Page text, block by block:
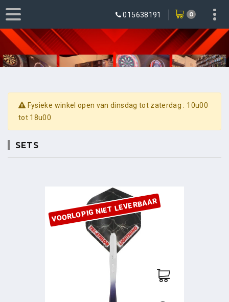
015638191 0
Fysieke winkel open van dinsdag tot zaterdag : 10u00
tot 18u00
SETS
VOORLOPIG NIET LEVERBAAR